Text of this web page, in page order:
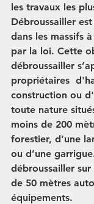
les travaux les
Débroussailler
dans les massifs
par la loi. Cette
débroussailler
propriétaires
construction ou
toute nature
moins de 200
forestier, d’une
ou d’une
débroussailler
de 50 mètres
équipements.